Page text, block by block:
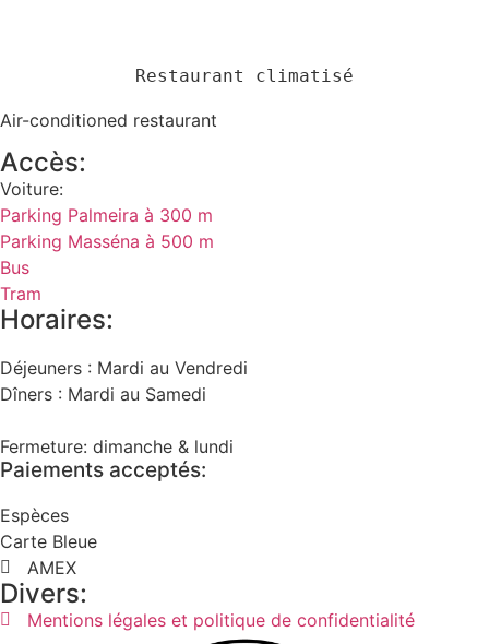
Restaurant climatisé
Air-conditioned restaurant
Accès:
Voiture:
Parking Palmeira à 300 m
Parking Masséna à 500 m
Bus
Tram
Horaires:
Déjeuners : Mardi au Vendredi
Dîners : Mardi au Samedi
Fermeture: dimanche & lundi
Paiements acceptés:
Espèces
Carte Bleue
AMEX
Divers:
Mentions légales et politique de confidentialité